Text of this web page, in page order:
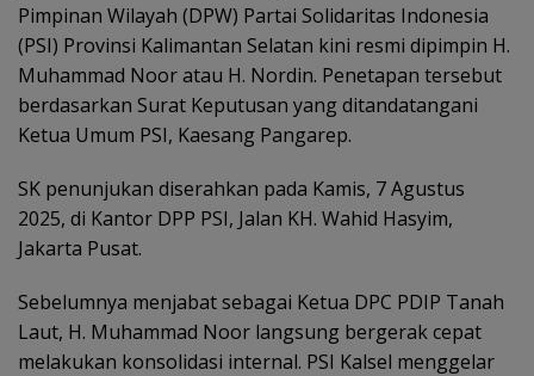
Pimpinan Wilayah (DPW) Partai Solidaritas Indonesia
(PSI) Provinsi Kalimantan Selatan kini resmi dipimpin H.
Muhammad Noor atau H. Nordin. Penetapan tersebut
berdasarkan Surat Keputusan yang ditandatangani
Ketua Umum PSI, Kaesang Pangarep.
‎SK penunjukan diserahkan pada Kamis, 7 Agustus
2025, di Kantor DPP PSI, Jalan KH. Wahid Hasyim,
Jakarta Pusat.
‎Sebelumnya menjabat sebagai Ketua DPC PDIP Tanah
Laut, H. Muhammad Noor langsung bergerak cepat
melakukan konsolidasi internal. PSI Kalsel menggelar